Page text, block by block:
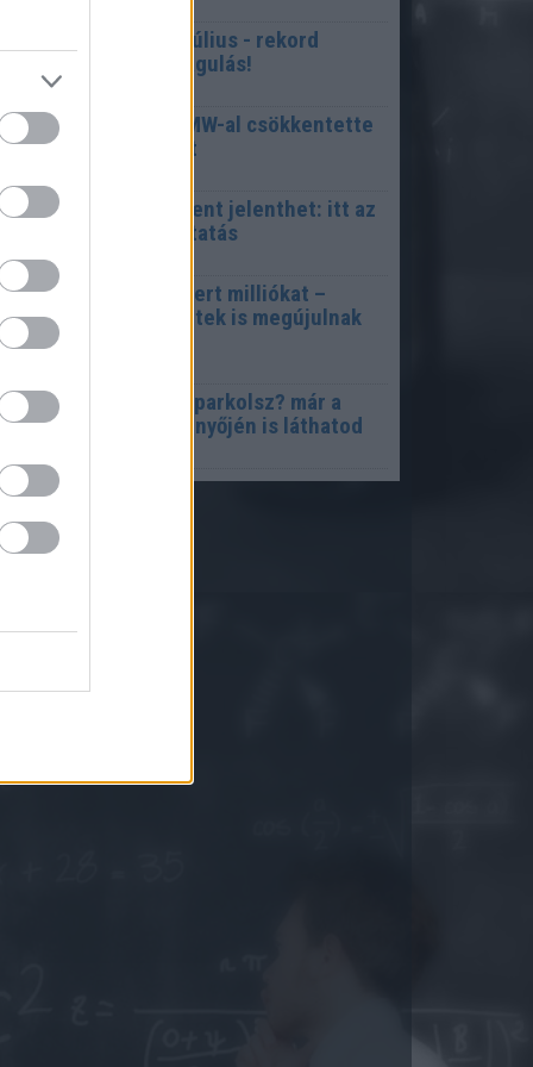
Magyar infláció 2026 július - rekord
alacsony szinten a drágulás!
08. 07.
hazai vegyipar 200 MW-al csökkentette
energiafelhasználását
mennyi mindent jelenthet: itt az
első országos mémkutatás
08. 06.
Húsz lakóközösség nyert milliókat –
panelok és téglaépületek is megújulnak
meddig parkolsz? már a
telefonod kezdőképernyőjén is láthatod